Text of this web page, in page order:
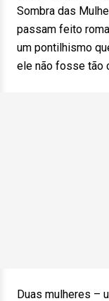
Sombra das
passam feito
um pontilhismo
ele não fosse tão
Duas mulheres –